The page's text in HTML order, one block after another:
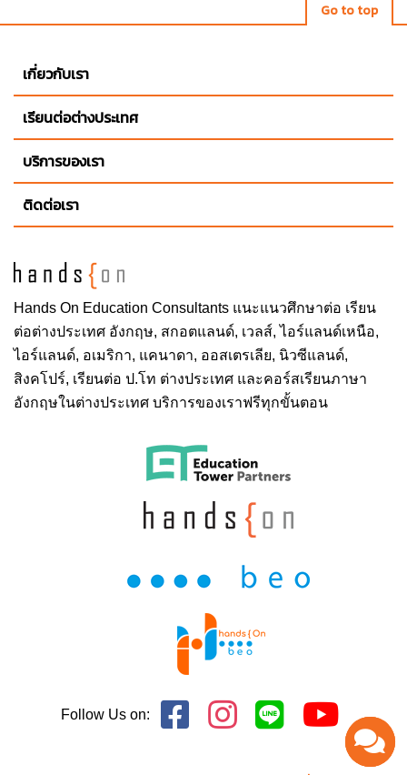
Go to top
Hands On Education Consultants แนะแนวศึกษาต่อ เรียน
ต่อต่างประเทศ อังกฤษ, สกอตแลนด์, เวลส์, ไอร์แลนด์เหนือ,
ไอร์แลนด์, อเมริกา, แคนาดา, ออสเตรเลีย, นิวซีแลนด์,
สิงคโปร์, เรียนต่อ ป.โท ต่างประเทศ และคอร์สเรียนภาษา
อังกฤษในต่างประเทศ บริการของเราฟรีทุกขั้นตอน
เกี่ยวกับเรา
เรียนต่อต่างประเทศ
บริการของเรา
ติดต่อเรา
Follow Us on: